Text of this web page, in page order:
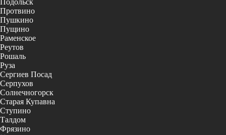
Подольск
Протвино
Пушкино
Пущино
Раменское
Реутов
Рошаль
Руза
Сергиев Посад
Серпухов
Солнечногорск
Старая Купавна
Ступино
Талдом
Фрязино